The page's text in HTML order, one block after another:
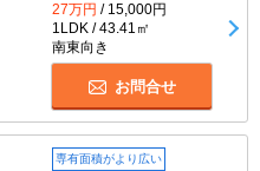
27万円 / 15,000円
1LDK / 43.41㎡
南東向き
お問合せ
専有面積がより広い